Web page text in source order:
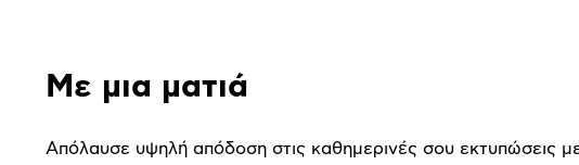
Με μια ματιά
Απόλαυσε υψηλή απόδοση στις καθημερινές σου εκτυπώσεις